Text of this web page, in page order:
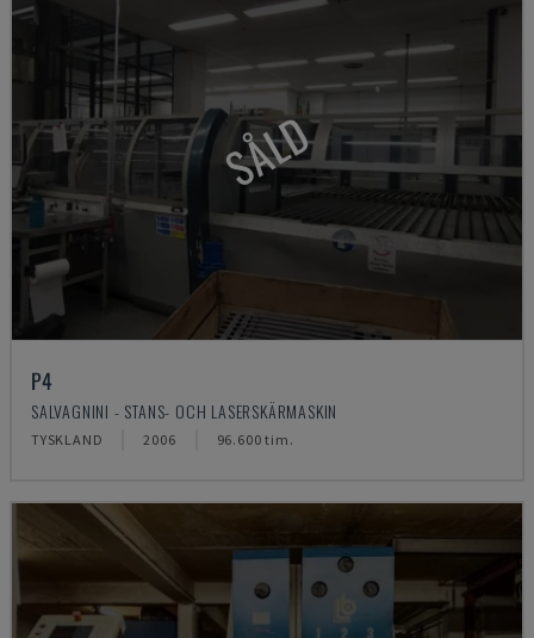
SÅLD
P4
SALVAGNINI - STANS- OCH LASERSKÄRMASKIN
TYSKLAND 2006 96.600 tim.